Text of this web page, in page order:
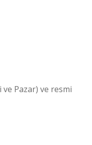
Pazar) ve resmi